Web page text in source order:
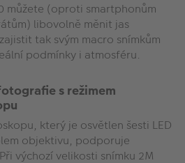
můžete (oproti smartphonům
libovolně měnit jas
tak svým macro snímkům
podmínky i atmosféru.
s režimem
který je osvětlen šesti LED
objektivu, podporuje
výchozí velikosti snímku 2M